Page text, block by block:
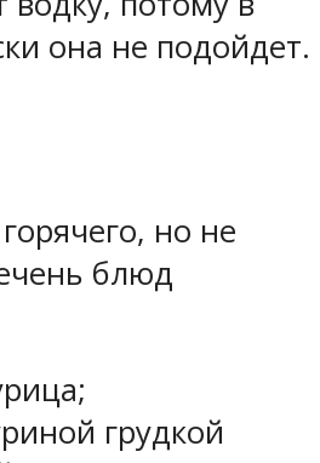
она не подойдет.
но не
блюд
грудкой